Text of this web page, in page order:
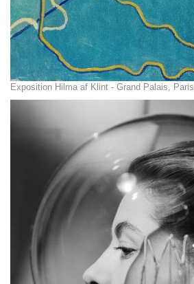
Exposition Hilma af Klint - Grand Palais, Paris